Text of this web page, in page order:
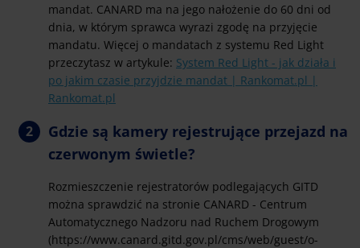
mandat. CANARD ma na jego nałożenie do 60 dni od
dnia, w którym sprawca wyrazi zgodę na przyjęcie
mandatu. Więcej o mandatach z systemu Red Light
przeczytasz w artykule: System Red Light - jak działa i
po jakim czasie przyjdzie mandat | Rankomat.pl |
Rankomat.pl
Gdzie są kamery rejestrujące przejazd na
czerwonym świetle?
Rozmieszczenie rejestratorów podlegających GITD
można sprawdzić na stronie CANARD - Centrum
Automatycznego Nadzoru nad Ruchem Drogowym
(https://www.canard.gitd.gov.pl/cms/web/guest/o-